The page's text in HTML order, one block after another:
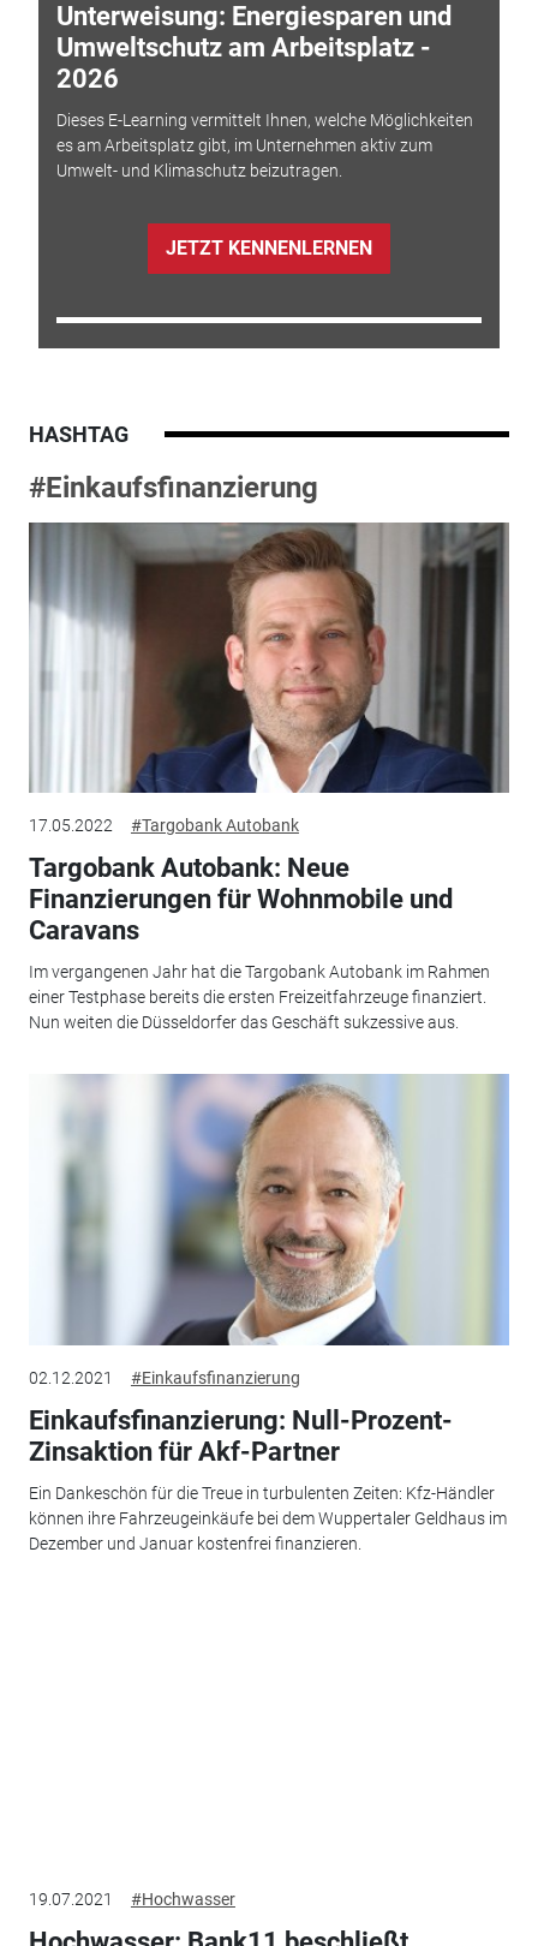
Unterweisung: Energiesparen und
Umweltschutz am Arbeitsplatz -
2026
Dieses E-Learning vermittelt Ihnen, welche Möglichkeiten
es am Arbeitsplatz gibt, im Unternehmen aktiv zum
Umwelt- und Klimaschutz beizutragen.
JETZT KENNENLERNEN
HASHTAG
#Einkaufsfinanzierung
17.05.2022 #Targobank Autobank
Targobank Autobank: Neue
Finanzierungen für Wohnmobile und
Caravans
Im vergangenen Jahr hat die Targobank Autobank im Rahmen
einer Testphase bereits die ersten Freizeitfahrzeuge finanziert.
Nun weiten die Düsseldorfer das Geschäft sukzessive aus.
02.12.2021 #Einkaufsfinanzierung
Einkaufsfinanzierung: Null-Prozent-
Zinsaktion für Akf-Partner
Ein Dankeschön für die Treue in turbulenten Zeiten: Kfz-Händler
können ihre Fahrzeugeinkäufe bei dem Wuppertaler Geldhaus im
Dezember und Januar kostenfrei finanzieren.
19.07.2021 #Hochwasser